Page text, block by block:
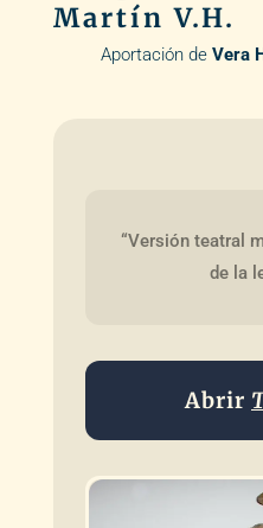
Martín V.H.
Aportación de Vera
“Versión teatral
de la
Abrir